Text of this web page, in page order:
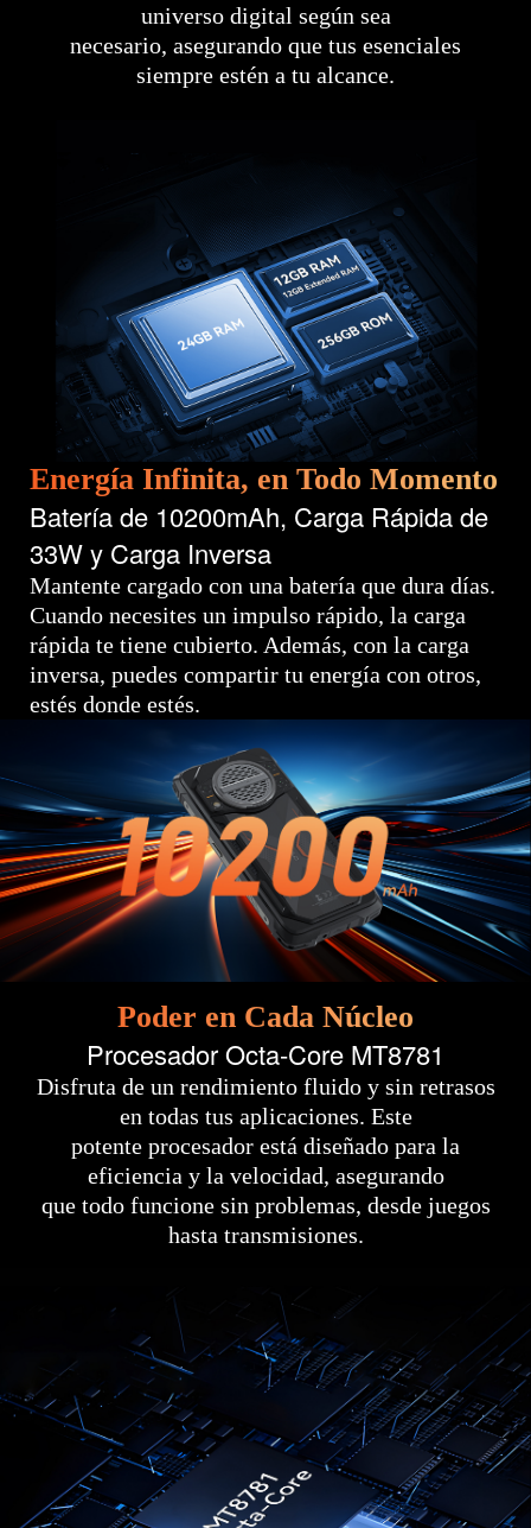
universo digital según sea
necesario, asegurando que tus esenciales
siempre estén a tu alcance.
Energía Infinita, en Todo Momento
Batería de 10200mAh, Carga Rápida de
33W y Carga Inversa
Mantente cargado con una batería que dura días.
Cuando necesites un impulso rápido, la carga
rápida te tiene cubierto. Además, con la carga
inversa, puedes compartir tu energía con otros,
estés donde estés.
Poder en Cada Núcleo
Procesador Octa-Core MT8781
Disfruta de un rendimiento fluido y sin retrasos
en todas tus aplicaciones. Este
potente procesador está diseñado para la
eficiencia y la velocidad, asegurando
que todo funcione sin problemas, desde juegos
hasta transmisiones.